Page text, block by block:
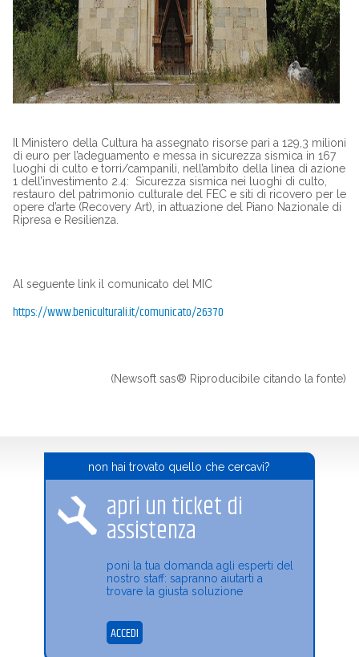
Il Ministero della Cultura ha assegnato risorse pari a 129,3 milioni
di euro per l’adeguamento e messa in sicurezza sismica in 167
luoghi di culto e torri/campanili, nell’ambito della linea di azione
1 dell’investimento 2.4: Sicurezza sismica nei luoghi di culto,
restauro del patrimonio culturale del FEC e siti di ricovero per le
opere d’arte (Recovery Art), in attuazione del Piano Nazionale di
Ripresa e Resilienza.
Al seguente link il comunicato del MIC
https://www.beniculturali.it/comunicato/26370
(Newsoft sas® Riproducibile citando la fonte)
non hai trovato quello che cercavi?
apri un ticket di
assistenza
poni la tua domanda agli esperti del
nostro staff: sapranno aiutarti a
trovare la giusta soluzione
ACCEDI